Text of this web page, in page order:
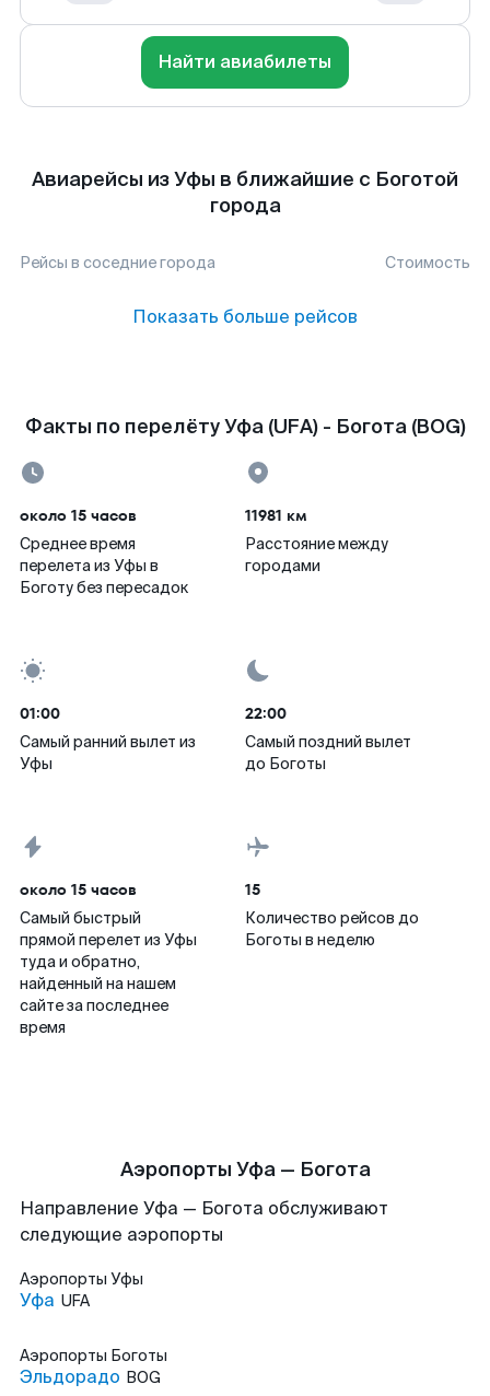
Найти авиабилеты
Авиарейсы из Уфы в ближайшие с Боготой
города
Рейсы в соседние города Стоимость
Показать больше рейсов
Факты по перелёту Уфа (UFA) - Богота (BOG)
около 15 часов
Среднее время
перелета из Уфы в
Боготу без пересадок
11981 км
Расстояние между
городами
01:00
Самый ранний вылет из
Уфы
22:00
Самый поздний вылет
до Боготы
около 15 часов
Самый быстрый
прямой перелет из Уфы
туда и обратно,
найденный на нашем
сайте за последнее
время
15
Количество рейсов до
Боготы в неделю
Аэропорты Уфа — Богота
Направление Уфа — Богота обслуживают
следующие аэропорты
Аэропорты Уфы
Уфа UFA
Аэропорты Боготы
Эльдорадо BOG